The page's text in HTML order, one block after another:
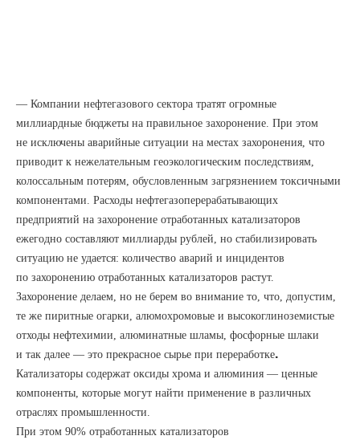
— Компании нефтегазового сектора тратят огромные
миллиардные бюджеты на правильное захоронение. При этом
не исключены аварийные ситуации на местах захоронения, что
приводит к нежелательным геоэкологическим последствиям,
колоссальным потерям, обусловленным загрязнением токсичными
компонентами. Расходы нефтегазоперерабатывающих
предприятий на захоронение отработанных катализаторов
ежегодно составляют миллиарды рублей, но стабилизировать
ситуацию не удается: количество аварий и инцидентов
по захоронению отработанных катализаторов растут.
Захоронение делаем, но не берем во внимание то, что, допустим,
те же пиритные огарки, алюмохромовые и высокоглиноземистые
отходы нефтехимии, алюминатные шламы, фосфорные шлаки
и так далее — это прекрасное сырье при переработке.
Катализаторы содержат оксиды хрома и алюминия — ценные
компоненты, которые могут найти применение в различных
отраслях промышленности.
При этом 90% отработанных катализаторов